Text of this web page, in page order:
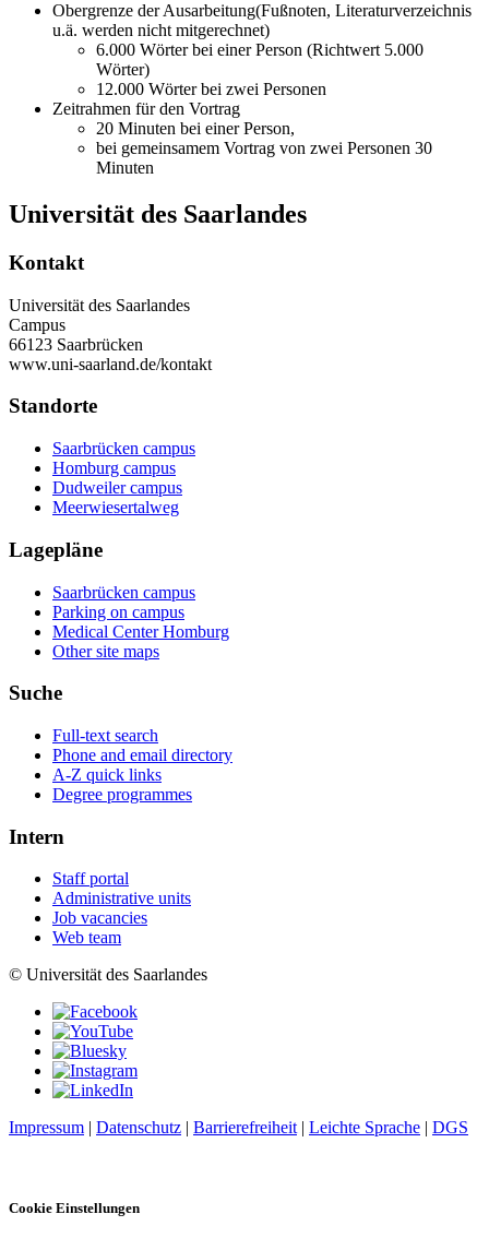
Obergrenze der Ausarbeitung(Fußnoten, Literaturverzeichnis
u.ä. werden nicht mitgerechnet)
6.000 Wörter bei einer Person (Richtwert 5.000
Wörter)
12.000 Wörter bei zwei Personen
Zeitrahmen für den Vortrag
20 Minuten bei einer Person,
bei gemeinsamem Vortrag von zwei Personen 30
Minuten
Universität des Saarlandes
Kontakt
Universität des Saarlandes
Campus
66123 Saarbrücken
www.uni-saarland.de/kontakt
Standorte
Saarbrücken campus
Homburg campus
Dudweiler campus
Meerwiesertalweg
Lagepläne
Saarbrücken campus
Parking on campus
Medical Center Homburg
Other site maps
Suche
Full-text search
Phone and email directory
A-Z quick links
Degree programmes
Intern
Staff portal
Administrative units
Job vacancies
Web team
© Universität des Saarlandes
Impressum | Datenschutz | Barrierefreiheit| Leichte Sprache | DGS
Cookie Einstellungen